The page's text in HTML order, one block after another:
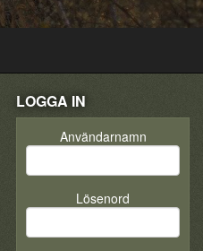
LOGGA IN
Användarnamn
Lösenord